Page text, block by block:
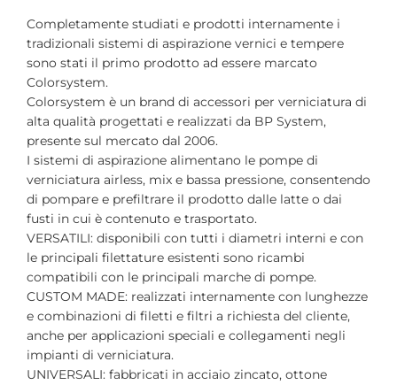
Completamente studiati e prodotti internamente i
tradizionali sistemi di aspirazione vernici e tempere
sono stati il primo prodotto ad essere marcato
Colorsystem.
Colorsystem è un brand di accessori per verniciatura di
alta qualità progettati e realizzati da BP System,
presente sul mercato dal 2006.
I sistemi di aspirazione alimentano le pompe di
verniciatura airless, mix e bassa pressione, consentendo
di pompare e prefiltrare il prodotto dalle latte o dai
fusti in cui è contenuto e trasportato.
VERSATILI: disponibili con tutti i diametri interni e con
le principali filettature esistenti sono ricambi
compatibili con le principali marche di pompe.
CUSTOM MADE: realizzati internamente con lunghezze
e combinazioni di filetti e filtri a richiesta del cliente,
anche per applicazioni speciali e collegamenti negli
impianti di verniciatura.
UNIVERSALI: fabbricati in acciaio zincato, ottone